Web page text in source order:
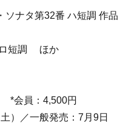
ソナタ第32番 ハ短調 作品
ロ短調 ほか
*会員：4,500円
）／一般発売：7月9日